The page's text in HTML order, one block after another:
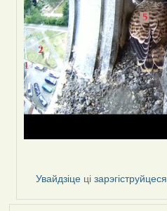
Увайдзіце цізарэгіструйцеся